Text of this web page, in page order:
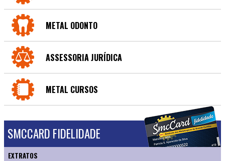
METAL ODONTO
ASSESSORIA JURÍDICA
METAL CURSOS
SMCCARD FIDELIDADE
EXTRATOS